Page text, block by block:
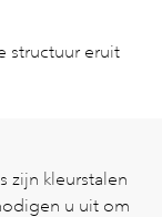
structuur eruit
zijn kleurstalen
u uit om